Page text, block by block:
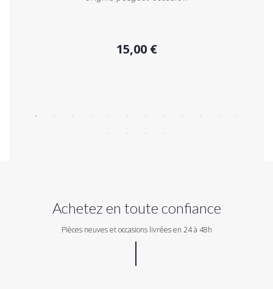
15,00 €
Achetez en toute confiance
Pièces neuves et occasions livrées en 24 à 48h